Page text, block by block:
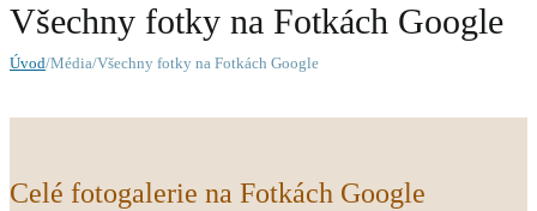
Všechny fotky na Fotkách Google
Úvod/Média/Všechny fotky na Fotkách Google
Celé fotogalerie na Fotkách Google